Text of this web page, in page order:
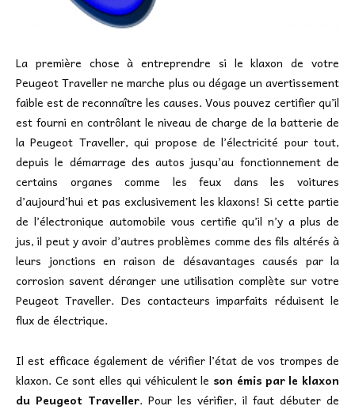
La première chose à entreprendre si le klaxon de votre
Peugeot Traveller ne marche plus ou dégage un avertissement
faible est de reconnaître les causes. Vous pouvez certifier qu’il
est fourni en contrôlant le niveau de charge de la batterie de
la Peugeot Traveller, qui propose de l’électricité pour tout,
depuis le démarrage des autos jusqu’au fonctionnement de
certains organes comme les feux dans les voitures
d’aujourd’hui et pas exclusivement les klaxons! Si cette partie
de l’électronique automobile vous certifie qu’il n’y a plus de
jus, il peut y avoir d’autres problèmes comme des fils altérés à
leurs jonctions en raison de désavantages causés par la
corrosion savent déranger une utilisation complète sur votre
Peugeot Traveller. Des contacteurs imparfaits réduisent le
flux de électrique.
Il est efficace également de vérifier l’état de vos trompes de
klaxon. Ce sont elles qui véhiculent le son émis par le klaxon
du Peugeot Traveller. Pour les vérifier, il faut débuter de